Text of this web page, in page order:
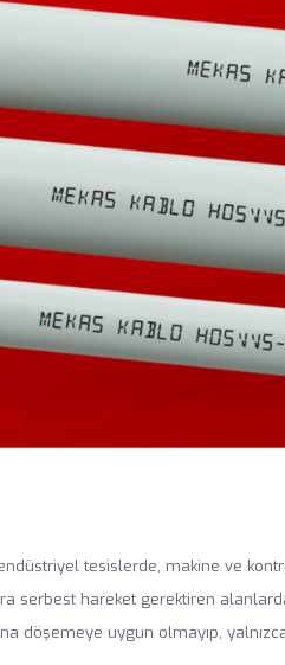
tesislerde, makine ve
serbest hareket gerektiren
döşemeye uygun olmayıp,